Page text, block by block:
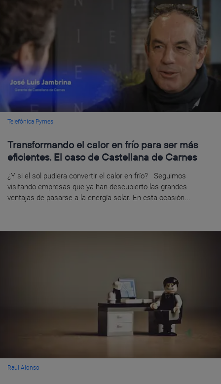
Telefónica Pymes
Transformando el calor en frío para ser más
eficientes. El caso de Castellana de Carnes
¿Y si el sol pudiera convertir el calor en frío? Seguimos
visitando empresas que ya han descubierto las grandes
ventajas de pasarse a la energía solar. En esta ocasión...
Raúl Alonso